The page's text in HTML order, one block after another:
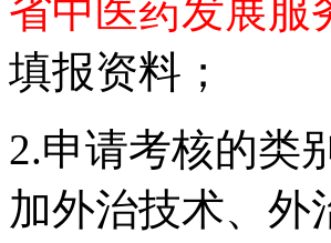
省中医药发展服
填报资料；
2.申请考核的类
加外治技术、外